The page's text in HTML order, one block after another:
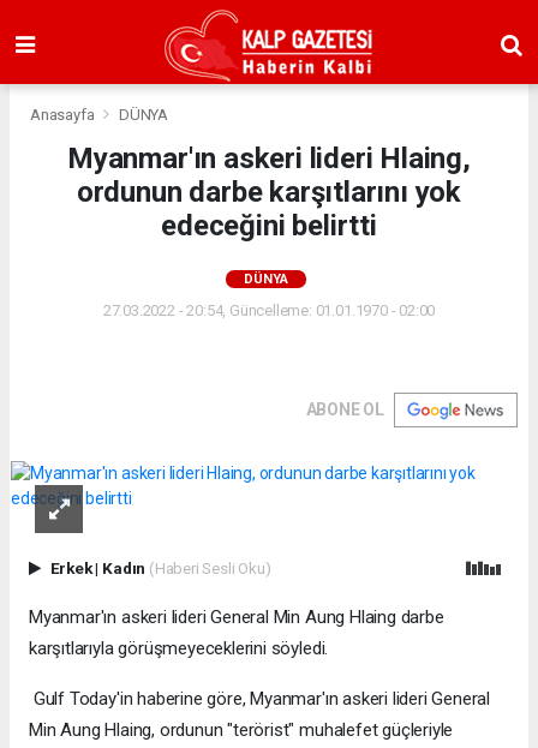
Anasayfa DÜNYA
Myanmar'ın askeri lideri Hlaing,
ordunun darbe karşıtlarını yok
edeceğini belirtti
DÜNYA
27.03.2022 - 20:54, Güncelleme: 01.01.1970 - 02:00
ABONE OL
Erkek| Kadın (Haberi Sesli Oku)
Myanmar'ın askeri lideri General Min Aung Hlaing darbe
karşıtlarıyla görüşmeyeceklerini söyledi.
Gulf Today'in haberine göre, Myanmar'ın askeri lideri General
Min Aung Hlaing, ordunun "terörist" muhalefet güçleriyle